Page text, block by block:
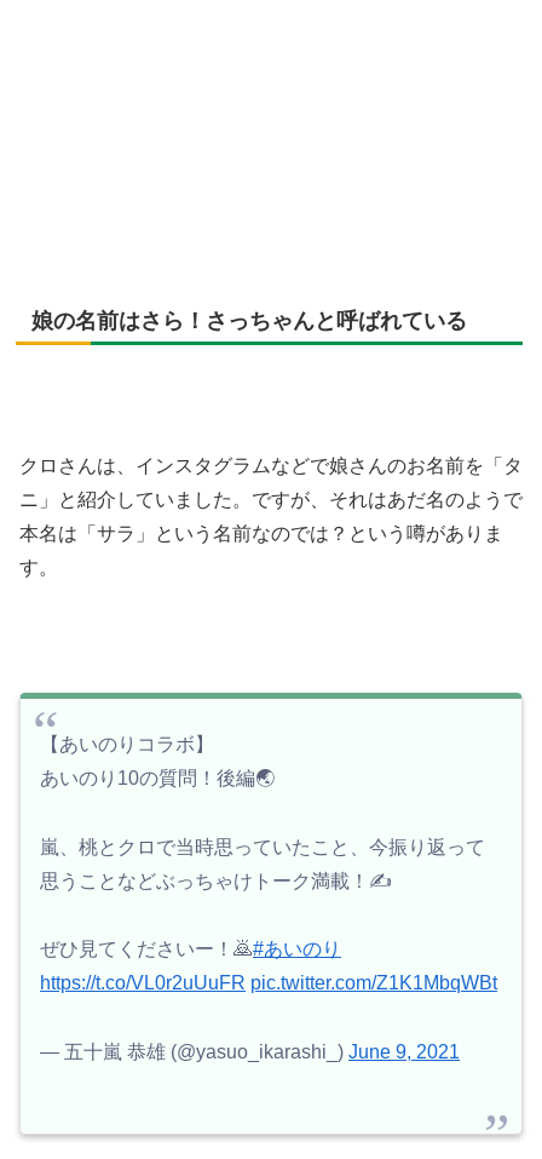
娘の名前はさら！さっちゃんと呼ばれている
クロさんは、インスタグラムなどで娘さんのお名前を「タ
ニ」と紹介していました。ですが、それはあだ名のようで
本名は「サラ」という名前なのでは？という噂がありま
す。
【あいのりコラボ】
あいのり10の質問！後編🌏
嵐、桃とクロで当時思っていたこと、今振り返って
思うことなどぶっちゃけトーク満載！✍️
ぜひ見てくださいー！🙇#あいのり
https://t.co/VL0r2uUuFR pic.twitter.com/Z1K1MbqWBt
— 五十嵐 恭雄 (@yasuo_ikarashi_) June 9, 2021